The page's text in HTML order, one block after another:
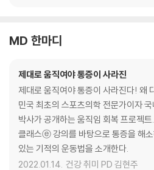
MD 한마디
제대로 움직여야 통증이 사라진
제대로 움직여야 통증이 사라진다! 왜
민국 최초의 스포츠의학 전문가이자
박사가 공개하는 움직임 회복 프로젝
클래스ⓔ 강의를 바탕으로 통증을 해
있는 기적의 운동법을 소개한다.
2022.01.14. 건강 취미 PD 김현주